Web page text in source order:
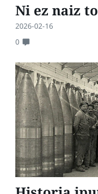
Ni ez naiz
2026-02-16
0